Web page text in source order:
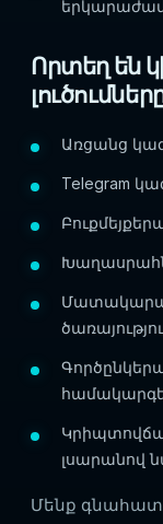
Որտեղ են
Առցանց
Telegram
լսարանով
Մենք